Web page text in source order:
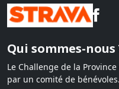
Qui sommes-nous
Le Challenge de la
par un comité de bénévoles.